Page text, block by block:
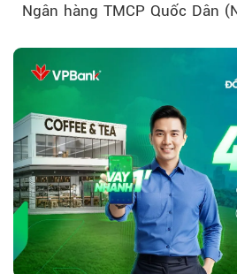
Ngân hàng TMCP Quốc Dân